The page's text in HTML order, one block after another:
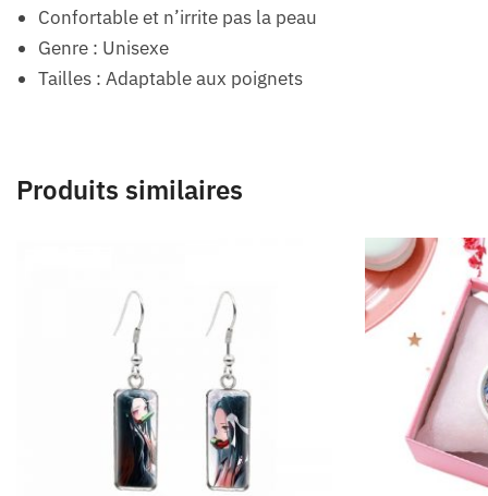
Confortable et n’irrite pas la peau
Genre : Unisexe
Tailles : Adaptable aux poignets
Produits similaires